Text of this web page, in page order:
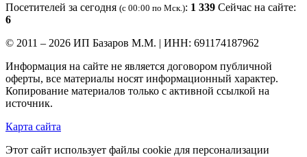
Посетителей за сегодня (c 00:00 по Мск.): 1 339 Сейчас на сайте:
6
© 2011 – 2026 ИП Базаров М.М. | ИНН: 691174187962
Информация на сайте не является договором публичной
оферты, все материалы носят информационный характер.
Копирование материалов только с активной ссылкой на
источник.
Карта сайта
Этот сайт использует файлы cookie для персонализации